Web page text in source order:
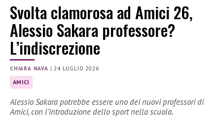
Svolta clamorosa ad Amici 26,
Alessio Sakara professore?
L’indiscrezione
CHIARA NAVA |24 LUGLIO 2026
AMICI
Alessio Sakara potrebbe essere uno dei nuovi professori di
Amici, con l’introduzione dello sport nella scuola.